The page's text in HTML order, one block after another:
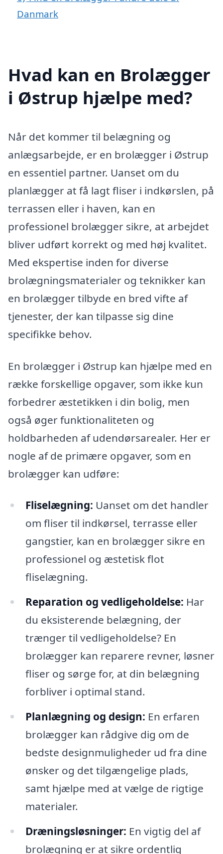
Danmark
Hvad kan en Brolægger
i Østrup hjælpe med?
Når det kommer til belægning og
anlægsarbejde, er en brolægger i Østrup
en essentiel partner. Uanset om du
planlægger at få lagt fliser i indkørslen, på
terrassen eller i haven, kan en
professionel brolægger sikre, at arbejdet
bliver udført korrekt og med høj kvalitet.
Med ekspertise inden for diverse
brolægningsmaterialer og teknikker kan
en brolægger tilbyde en bred vifte af
tjenester, der kan tilpasse sig dine
specifikke behov.
En brolægger i Østrup kan hjælpe med en
række forskellige opgaver, som ikke kun
forbedrer æstetikken i din bolig, men
også øger funktionaliteten og
holdbarheden af udendørsarealer. Her er
nogle af de primære opgaver, som en
brolægger kan udføre:
Fliselægning: Uanset om det handler
om fliser til indkørsel, terrasse eller
gangstier, kan en brolægger sikre en
professionel og æstetisk flot
fliselægning.
Reparation og vedligeholdelse: Har
du eksisterende belægning, der
trænger til vedligeholdelse? En
brolægger kan reparere revner, løsner
fliser og sørge for, at din belægning
forbliver i optimal stand.
Planlægning og design: En erfaren
brolægger kan rådgive dig om de
bedste designmuligheder ud fra dine
ønsker og det tilgængelige plads,
samt hjælpe med at vælge de rigtige
materialer.
Dræningsløsninger: En vigtig del af
brolægning er at sikre ordentlig